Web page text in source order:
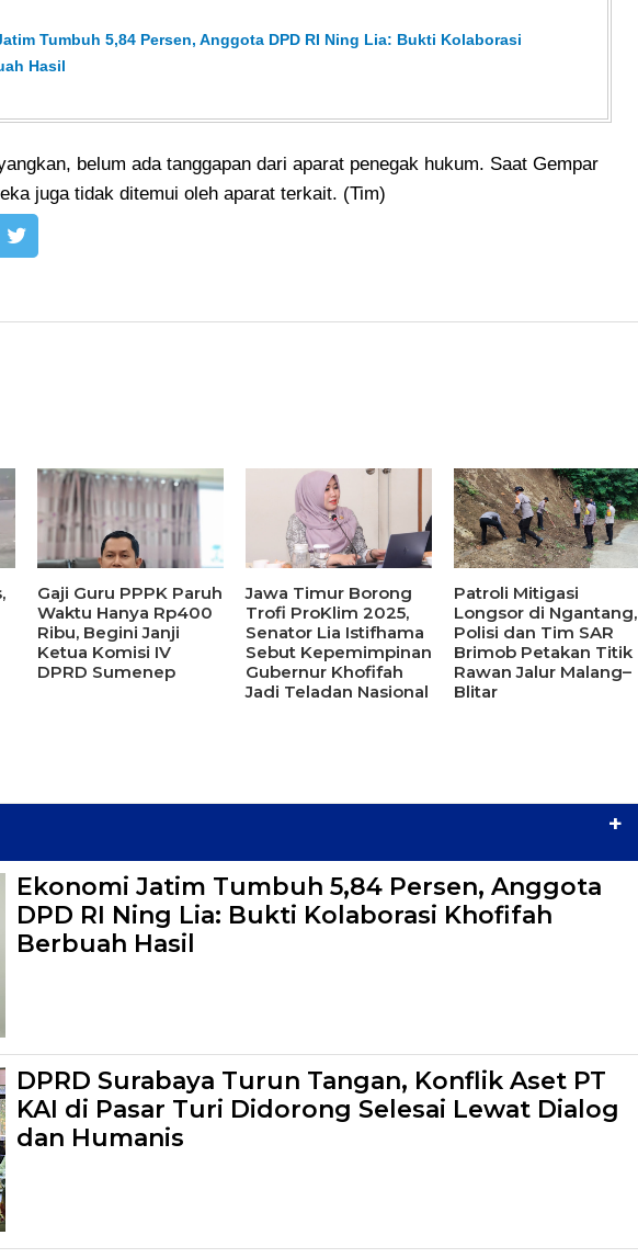
Tumbuh 5,84 Persen, Anggota DPD RI Ning Lia: Bukti Kolaborasi
Hasil
belum ada tanggapan dari aparat penegak hukum. Saat Gempar
juga tidak ditemui oleh aparat terkait. (Tim)
Gaji Guru PPPK Paruh
Waktu Hanya Rp400
Ribu, Begini Janji
Ketua Komisi IV
DPRD Sumenep
Jawa Timur Borong
Trofi ProKlim 2025,
Senator Lia Istifhama
Sebut Kepemimpinan
Gubernur Khofifah
Jadi Teladan Nasional
Patroli Mitigasi
Longsor di Ngantang,
Polisi dan Tim SAR
Brimob Petakan Titik
Rawan Jalur Malang–
Blitar
+
Ekonomi Jatim Tumbuh 5,84 Persen, Anggota
DPD RI Ning Lia: Bukti Kolaborasi Khofifah
Berbuah Hasil
DPRD Surabaya Turun Tangan, Konflik Aset PT
KAI di Pasar Turi Didorong Selesai Lewat Dialog
dan Humanis